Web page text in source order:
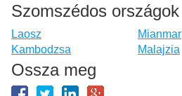
Szomszédos országok
Laosz
Mianmar
Kambodzsa
Malajzia
Ossza meg